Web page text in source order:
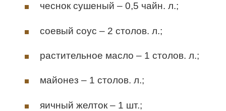
чеснок сушеный – 0,5 чайн. л.;
соевый соус – 2 столов. л.;
растительное масло – 1 столов. л.;
майонез – 1 столов. л.;
яичный желток – 1 шт.;